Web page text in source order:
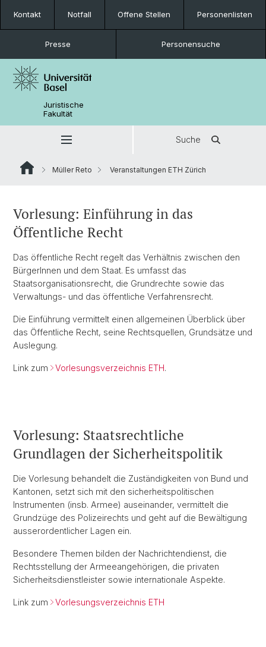
Kontakt Notfall Offene Stellen Personenlisten
Presse Personensuche
Juristische
Fakultät
Suche
Müller Reto Veranstaltungen ETH Zürich
Vorlesung: Einführung in das
Öffentliche Recht
Das öffentliche Recht regelt das Verhältnis zwischen den
BürgerInnen und dem Staat. Es umfasst das
Staatsorganisationsrecht, die Grundrechte sowie das
Verwaltungs- und das öffentliche Verfahrensrecht.
Die Einführung vermittelt einen allgemeinen Überblick über
das Öffentliche Recht, seine Rechtsquellen, Grundsätze und
Auslegung.
Link zum Vorlesungsverzeichnis ETH.
Vorlesung: Staatsrechtliche
Grundlagen der Sicherheitspolitik
Die Vorlesung behandelt die Zuständigkeiten von Bund und
Kantonen, setzt sich mit den sicherheitspolitischen
Instrumenten (insb. Armee) auseinander, vermittelt die
Grundzüge des Polizeirechts und geht auf die Bewältigung
ausserordentlicher Lagen ein.
Besondere Themen bilden der Nachrichtendienst, die
Rechtsstellung der Armeeangehörigen, die privaten
Sicherheitsdienstleister sowie internationale Aspekte.
Link zum Vorlesungsverzeichnis ETH